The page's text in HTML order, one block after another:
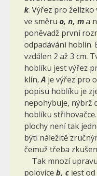
k. Výřez pro
ve směru o, n, ma
poněvadž první
odpadávání hoblin.
vzdálen 2 až 3 cm.
hoblíku jest výřez
klín,A je výřez pro
popisu hoblíku je
nepo­hybuje, nýbrž
hoblíku
plochy není tak
býti náležitě
čemuž třeba
Tak mnozí
polovice b, c jest